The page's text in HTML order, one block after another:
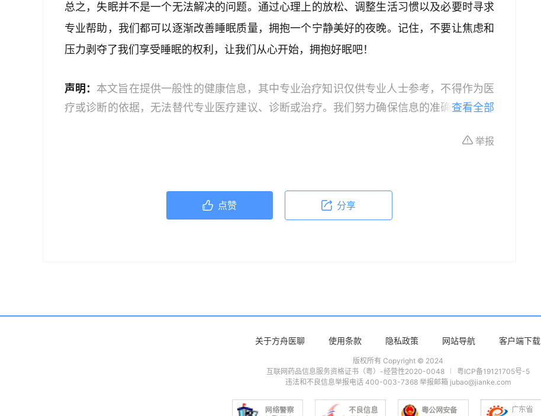
总之，失眠并不是一个无法解决的问题。通过心理上的放松、调整生活习惯以及必要时寻求
专业帮助，我们都可以逐渐改善睡眠质量，拥抱一个宁静美好的夜晚。记住，不要让焦虑和
压力剥夺了我们享受睡眠的权利，让我们从心开始，拥抱好眠吧！
声明： 本文旨在提供一般性的健康信息，其中专业治疗知识仅供专业人士参考，不得作为医
疗或诊断的依据，无法替代专业医疗建议、诊断或治疗。我们努力确保信息的准确性，但本
策时，应咨询合格的医疗专业人员。对于依据本文内容采取的任何行动，本文作者、出版方
查看全部
举报
点赞 分享
关于方舟医聊 使用条款 隐私政策 网站导航 客户端下载
版权所有 Copyright © 2024
互联网药品信息服务资格证书（粤）-经营性2020-0048
粤ICP备19121705号-5
违法和不良信息举报电话 400-003-7368 举报邮箱 jubao@jianke.com